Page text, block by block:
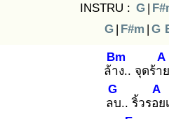
INSTRU : G |
G | F#m | G
ล้าง
Bm
.. จุดร้าย
A
ลบ
G
.. ริ้วรอย
A